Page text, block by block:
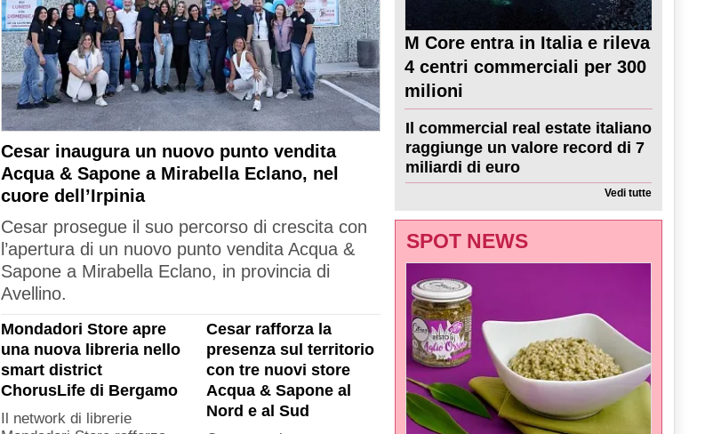
Cesar inaugura un nuovo punto vendita
Acqua & Sapone a Mirabella Eclano, nel
cuore dell’Irpinia
Cesar prosegue il suo percorso di crescita con
l’apertura di un nuovo punto vendita Acqua &
Sapone a Mirabella Eclano, in provincia di
Avellino.
Mondadori Store apre
una nuova libreria nello
smart district
ChorusLife di Bergamo
Il network di librerie
Cesar rafforza la
presenza sul territorio
con tre nuovi store
Acqua & Sapone al
Nord e al Sud
M Core entra in Italia e rileva
4 centri commerciali per 300
milioni
Il commercial real estate italiano
raggiunge un valore record di 7
miliardi di euro
Vedi tutte
SPOT NEWS